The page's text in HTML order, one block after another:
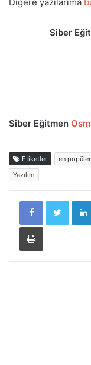
Siber
Siber Eğitmen
Etiketler en
Yazılım
Yazdır